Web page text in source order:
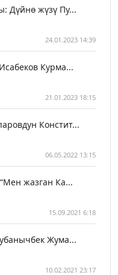
Дүйнө жүзү Пу...
24.01.2023 14:39
Курма...
21.01.2023 18:15
Констит...
06.05.2022 13:15
жазган Ка...
15.09.2021 6:18
Жума...
10.02.2021 23:17